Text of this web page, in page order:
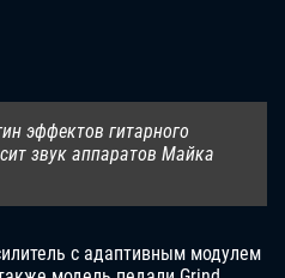
эффектов гитарного
звук аппаратов Майка
с адаптивным модулем